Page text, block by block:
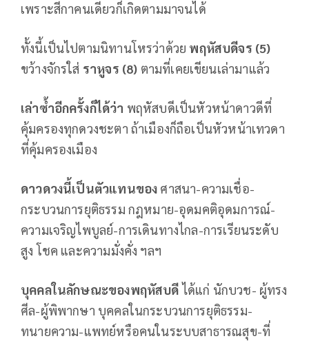
เพราะสีกาคนเดียวก็เกิดตามมาจนได้
ทั้งนี้เป็นไปตามนิทานโหรว่าด้วย พฤหัสบดีจร (5)
ขว้างจักรใส่ ราหูจร (8) ตามที่เคยเขียนเล่ามาแล้ว
เล่าซ้ำอีกครั้งก็ได้ว่า พฤหัสบดีเป็นหัวหน้าดาวดีที่
คุ้มครองทุกดวงชะตา ถ้าเมืองก็ถือเป็นหัวหน้าเทวดา
ที่คุ้มครองเมือง
ดาวดวงนี้เป็นตัวแทนของ ศาสนา-ความเชื่อ-
กระบวนการยุติธรรม กฎหมาย-อุดมคติอุดมการณ์-
ความเจริญไพบูลย์-การเดินทางไกล-การเรียนระดับ
สูง โชค และความมั่งคั่ง ฯลฯ
บุคคลในลักษณะของพฤหัสบดี ได้แก่ นักบวช- ผู้ทรง
ศีล-ผู้พิพากษา บุคคลในกระบวนการยุติธรรม-
ทนายความ-แพทย์หรือคนในระบบสาธารณสุข-ที่